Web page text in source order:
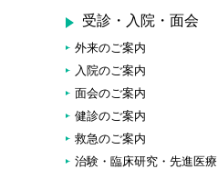
受診・入院・面会
外来のご案内
入院のご案内
面会のご案内
健診のご案内
救急のご案内
治験・臨床研究・先進医療